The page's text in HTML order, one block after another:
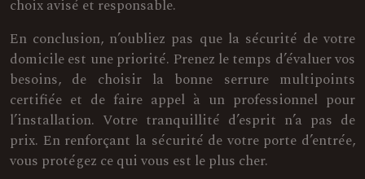
choix avisé et responsable.
En conclusion, n’oubliez pas que la sécurité de votre
domicile est une priorité. Prenez le temps d’évaluer vos
besoins, de choisir la bonne serrure multipoints
certifiée et de faire appel à un professionnel pour
l’installation. Votre tranquillité d’esprit n’a pas de
prix. En renforçant la sécurité de votre porte d’entrée,
vous protégez ce qui vous est le plus cher.